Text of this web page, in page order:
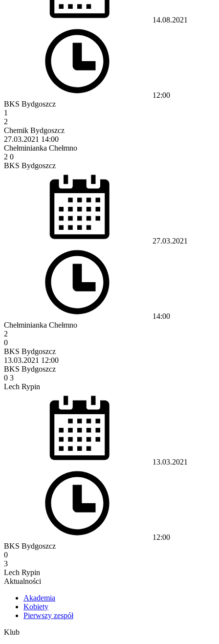
14.08.2021
12:00
BKS Bydgoszcz
1
2
Chemik Bydgoszcz
27.03.2021 14:00
Chełminianka Chełmno
2 0
BKS Bydgoszcz
27.03.2021
14:00
Chełminianka Chełmno
2
0
BKS Bydgoszcz
13.03.2021 12:00
BKS Bydgoszcz
0 3
Lech Rypin
13.03.2021
12:00
BKS Bydgoszcz
0
3
Lech Rypin
Aktualności
Akademia
Kobiety
Pierwszy zespół
Klub